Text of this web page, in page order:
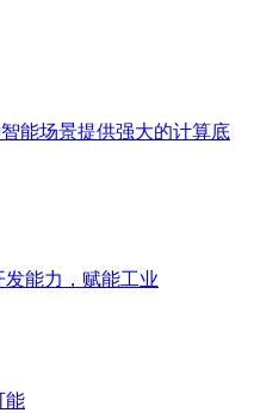
能场景提供强大的计算底
能力，赋能工业
能